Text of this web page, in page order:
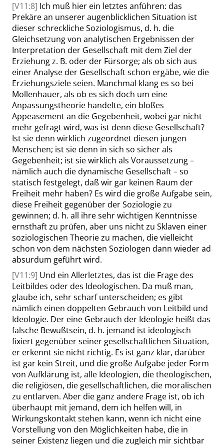
[V11:8] Ich muß hier ein letztes anführen: das
Prekäre an unserer augenblicklichen Situation ist
dieser schreckliche Soziologismus, d. h. die
Gleichsetzung von analytischen Ergebnissen der
Interpretation der Gesellschaft mit dem Ziel der
Erziehung z. B. oder der Fürsorge; als ob sich aus
einer Analyse der Gesellschaft schon ergäbe, wie die
Erziehungsziele seien. Manchmal klang es so bei
Mollenhauer, als ob es sich doch um eine
Anpassungstheorie handelte, ein bloßes
Appeasement an die Gegebenheit, wobei gar nicht
mehr gefragt wird, was ist denn diese Gesellschaft?
Ist sie denn wirklich zu­geordnet diesen jungen
Menschen; ist sie denn in sich so sicher als
Gegebenheit; ist sie wirklich als Voraussetzung –
nämlich auch die dynamische Gesellschaft – so
statisch festgelegt, daß wir gar keinen Raum der
Freiheit mehr haben? Es wird die große Aufgabe sein,
diese Freiheit gegenüber der Soziologie zu
gewinnen; d. h. all ihre sehr wichtigen Kenntnisse
ernsthaft zu prüfen, aber uns nicht zu Sklaven einer
soziologischen Theorie zu machen, die vielleicht
schon von dem nächsten Soziologen dann wieder ad
absurdum geführt wird.
[V11:9] Und ein Allerletztes, das ist die Frage des
Leitbildes oder des Ideologischen. Da muß man,
glaube ich, sehr scharf unterscheiden; es gibt
nämlich einen doppelten Gebrauch von Leitbild und
Ideologie. Der eine Gebrauch der Ideologie heißt das
falsche Bewußtsein, d. h. jemand ist ideologisch
fixiert gegenüber seiner gesellschaftlichen Situation,
er erkennt sie nicht richtig. Es ist ganz klar, darüber
ist gar kein Streit, und die große Aufgabe jeder Form
von Aufklärung ist, alle Ideologien, die theologischen,
die religiösen, die gesellschaftlichen, die moralischen
zu entlarven. Aber die ganz andere Frage ist, ob ich
überhaupt mit jemand, dem ich helfen will, in
Wirkungskontakt stehen kann, wenn ich nicht eine
Vorstellung von den Möglichkeiten habe, die in
seiner Existenz liegen und die zugleich mir sichtbar